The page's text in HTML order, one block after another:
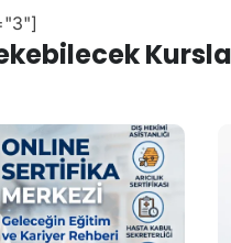
teşekkürler.